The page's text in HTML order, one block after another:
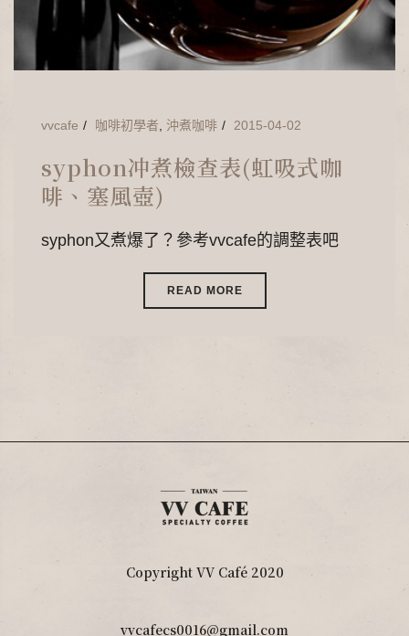
vvcafe 咖啡初學者 沖煮咖啡 2015-04-02
syphon冲煮檢查表(虹吸式咖
啡、塞風壺)
syphon又煮爆了？參考vvcafe的調整表吧
READ MORE
Copyright VV Café 2020
vvcafecs0016@gmail.com